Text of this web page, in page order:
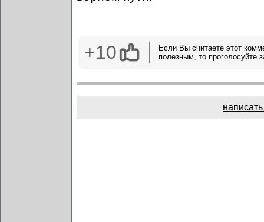
+10
Если Вы считаете этот
полезным, то проголосуйте